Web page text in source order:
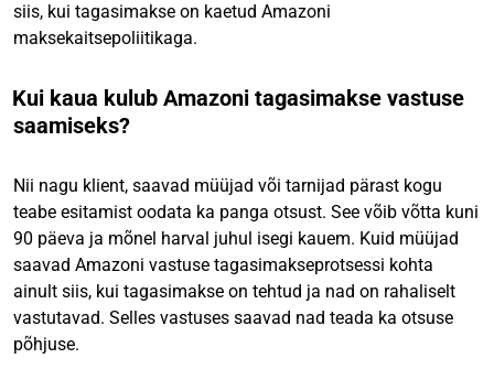
siis, kui tagasimakse on kaetud Amazoni
maksekaitsepoliitikaga.
Kui kaua kulub Amazoni tagasimakse vastuse
saamiseks?
Nii nagu klient, saavad müüjad või tarnijad pärast kogu
teabe esitamist oodata ka panga otsust. See võib võtta kuni
90 päeva ja mõnel harval juhul isegi kauem. Kuid müüjad
saavad Amazoni vastuse tagasimakseprotsessi kohta
ainult siis, kui tagasimakse on tehtud ja nad on rahaliselt
vastutavad. Selles vastuses saavad nad teada ka otsuse
põhjuse.